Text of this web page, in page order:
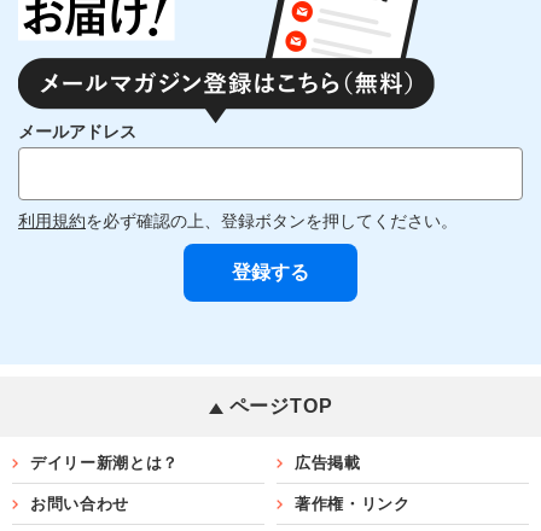
メールアドレス
利用規約を必ず確認の上、登録ボタンを押してください。
ページTOP
デイリー新潮とは？ 広告掲載
お問い合わせ 著作権・リンク